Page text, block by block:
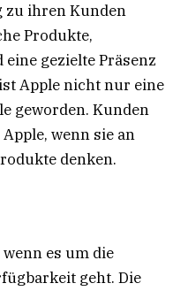
zu ihren Kunden
Produkte,
gezielte Präsenz
Apple nicht nur eine
geworden. Kunden
wenn sie an
denken.
es um die
geht. Die